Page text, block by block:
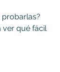
probarlas?
ver qué fácil